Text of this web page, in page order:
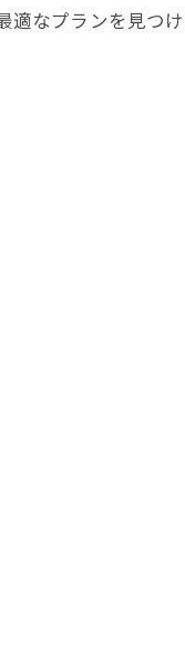
適なプランを見つ